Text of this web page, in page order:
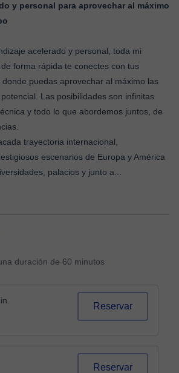
y personal para aprovechar al máximo
acelerado y personal, toda mi
forma rápida te conectes con tus
puedas aprovechar al máximo las
Las posibilidades son infinitas
y todo lo que abordemos juntos, de
trayectoria internacional,
escenarios de Europa y América
palacios y junto a
duración de 60 minutos
Reservar
Reservar